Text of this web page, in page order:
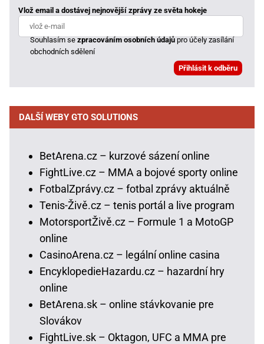
Vlož email a dostávej nejnovější zprávy ze světa hokeje
Souhlasím sezpracováním osobních údajůpro účely zasílání
obchodních sdělení
DALŠÍ WEBY GTO SOLUTIONS
BetArena.cz – kurzové sázení online
FightLive.cz – MMA a bojové sporty online
FotbalZprávy.cz – fotbal zprávy aktuálně
Tenis-Živě.cz – tenis portál a live program
MotorsportŽivě.cz – Formule 1 a MotoGP
online
CasinoArena.cz – legální online casina
EncyklopedieHazardu.cz – hazardní hry
online
BetArena.sk – online stávkovanie pre
Slovákov
FightLive.sk – Oktagon, UFC a MMA pre